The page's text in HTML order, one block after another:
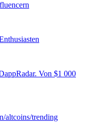
Von $1 000
altcoins/trending